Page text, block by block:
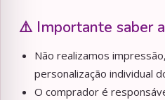
⚠️ Importante saber
Não realizamos
personalização individual
O comprador é